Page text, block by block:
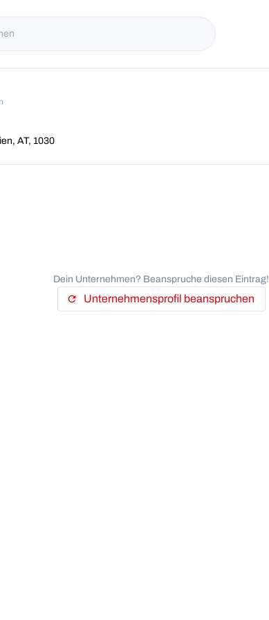
AT, 1030
Dein Unternehmen? Beanspruche diesen Eintrag!
refresh Unternehmensprofil beanspruchen